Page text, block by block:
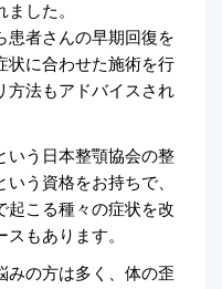
した。
者さんの早期回復を
状に合わせた施術を行
方法もアドバイスされ
う日本整顎協会の整
う資格をお持ちで、
起こる種々の症状を改
もあります。
の方は多く、体の歪